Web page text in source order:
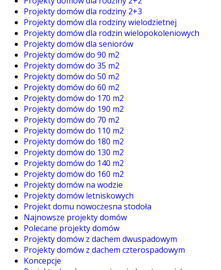
Projekty domów dla rodziny 2+3
Projekty domów dla rodziny wielodzietnej
Projekty domów dla rodzin wielopokoleniowych
Projekty domów dla seniorów
Projekty domów do 90 m2
Projekty domów do 35 m2
Projekty domów do 50 m2
Projekty domów do 60 m2
Projekty domów do 170 m2
Projekty domów do 190 m2
Projekty domów do 70 m2
Projekty domów do 110 m2
Projekty domów do 180 m2
Projekty domów do 130 m2
Projekty domów do 140 m2
Projekty domów do 160 m2
Projekty domów na wodzie
Projekty domów letniskowych
Projekt domu nowoczesna stodoła
Najnowsze projekty domów
Polecane projekty domów
Projekty domów z dachem dwuspadowym
Projekty domów z dachem czterospadowym
Koncepcje